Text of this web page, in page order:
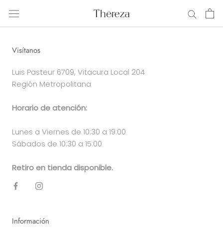
contenido
Visítanos
Luis Pasteur 6709, Vitacura Local 204
Región Metropolitana
Horario de atención:
Lunes a Viernes de 10:30 a 19:00
Sábados de 10:30 a 15:00
Retiro en tienda disponible.
Información